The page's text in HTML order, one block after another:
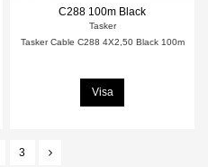
C288 100m Black
Tasker
Tasker Cable C288 4X2,50 Black 100m
Visa
3